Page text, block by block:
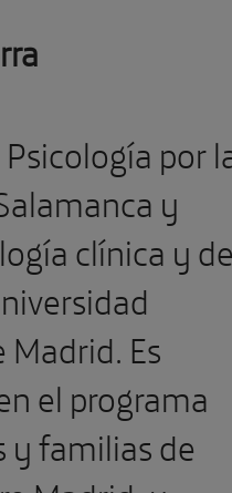
por
y
clínica y
Es
el programa
y familias de